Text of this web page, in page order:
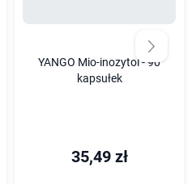
YANGO Mio-inozytol - 90
kapsułek
35,49 zł